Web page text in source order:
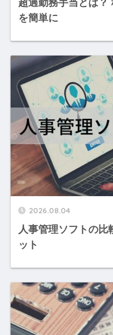
超過勤務手当とは？
を簡単に
2026.08.04
人事管理ソフトの比
ット